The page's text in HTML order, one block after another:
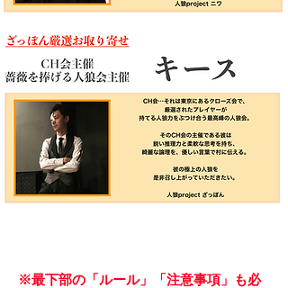
※最下部の「ルール」「注意事項」も必